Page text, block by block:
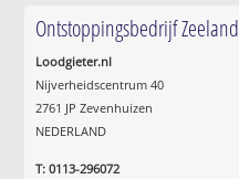
Ontstoppingsbedrijf Zeeland
Loodgieter.nl
Nijverheidscentrum 40
2761 JP Zevenhuizen
NEDERLAND
T: 0113-296072